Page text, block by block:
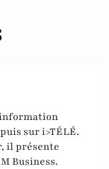
sur i>TÉLÉ.
il présente
Business.